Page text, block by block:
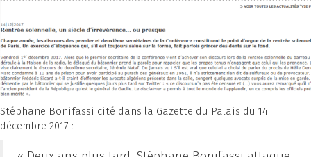
Stéphane Bonifassi cité dans la Gazette du Palais du 14
décembre 2017 :